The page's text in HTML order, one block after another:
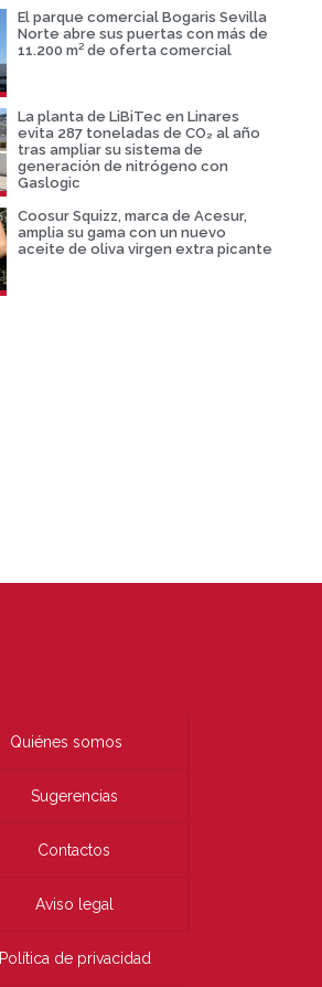
El parque comercial Bogaris Sevilla
Norte abre sus puertas con más de
11.200 m² de oferta comercial
La planta de LiBiTec en Linares
evita 287 toneladas de CO₂ al año
tras ampliar su sistema de
generación de nitrógeno con
Gaslogic
Coosur Squizz, marca de Acesur,
amplia su gama con un nuevo
aceite de oliva virgen extra picante
Quiénes somos
Sugerencias
Contactos
Aviso legal
Política de privacidad